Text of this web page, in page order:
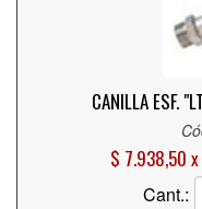
CANILLA ESF.
$ 7.938,50 x
Cant.: